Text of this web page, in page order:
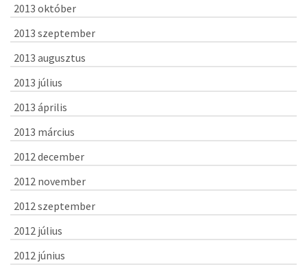
2013 október
2013 szeptember
2013 augusztus
2013 július
2013 április
2013 március
2012 december
2012 november
2012 szeptember
2012 július
2012 június